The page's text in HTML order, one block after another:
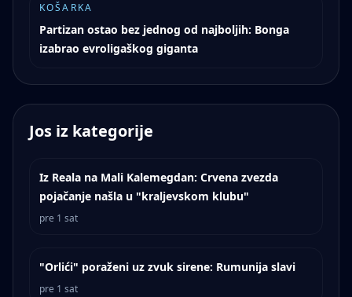
KOŠARKA
Partizan ostao bez jednog od najboljih: Bonga
izabrao evroligaškog giganta
Jos iz kategorije
Iz Reala na Mali Kalemegdan: Crvena zvezda
pojačanje našla u "kraljevskom klubu"
pre 1 sat
"Orlići" poraženi uz zvuk sirene: Rumunija slavi
pre 1 sat